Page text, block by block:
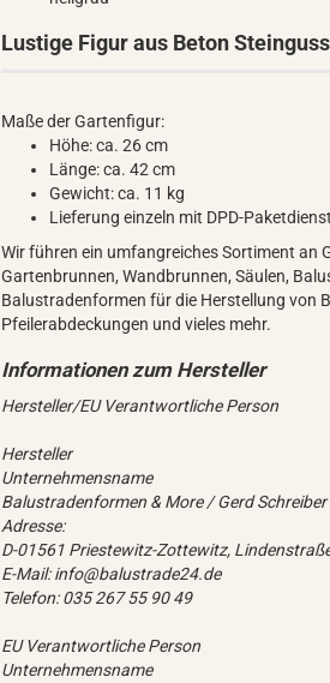
Lustige Figur aus Beton Steinguss
Maße der Gartenfigur:
Höhe: ca. 26 cm
Länge: ca. 42 cm
Gewicht: ca. 11 kg
Lieferung einzeln mit DPD-Paketdienst
Wir führen ein umfangreiches Sortiment an
Gartenbrunnen, Wandbrunnen, Säulen,
Balustradenformen für die Herstellung von
Pfeilerabdeckungen und vieles mehr.
Hersteller/EU Verantwortliche Person
Hersteller
Unternehmensname
Balustradenformen & More / Gerd Schreiber
Adresse:
D-01561 Priestewitz-Zottewitz,
E-Mail: info@balustrade24.de
Telefon: 035 267 55 90 49
EU Verantwortliche Person
Unternehmensname